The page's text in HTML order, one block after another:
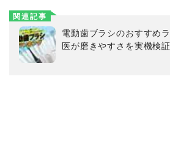
関連記事
電動歯ブラシのおすすめ
医が磨きやすさを実機検証